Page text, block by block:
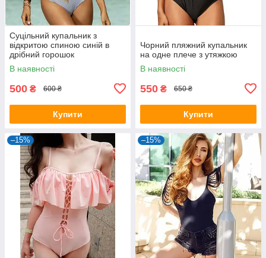
Суцільний купальник з
відкритою спиною синій в
дрібний горошок
В наявності
500 ₴ 600 ₴
Купити
Чорний пляжний купальник
на одне плече з утяжкою
В наявності
550 ₴ 650 ₴
Купити
–15% –15%